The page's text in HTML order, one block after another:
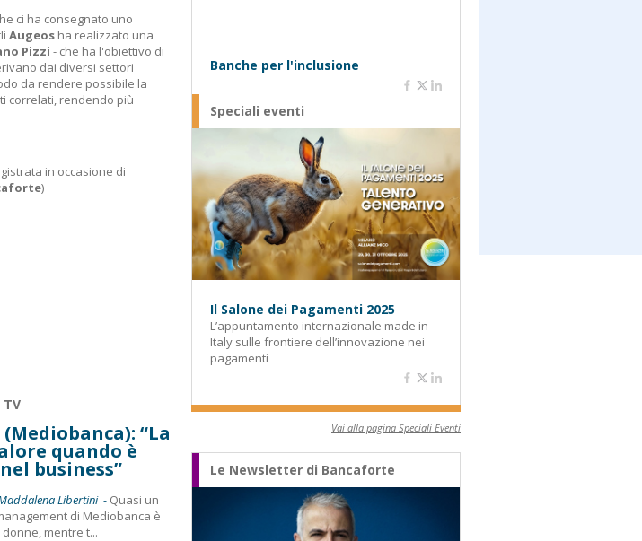
ci ha consegnato uno
Augeos ha realizzato una
Pizzi - che ha l'obiettivo di
dai diversi settori
da rendere possibile la
correlati, rendendo più
in occasione di
)
TV
“La
quando è
business”
Libertini - Quasi un
di Mediobanca è
mentre t...
Banche per l'inclusione
Speciali eventi
Il Salone dei Pagamenti 2025
L’appuntamento internazionale made in
Italy sulle frontiere dell’innovazione nei
pagamenti
Vai alla pagina Speciali Eventi
Le Newsletter di Bancaforte